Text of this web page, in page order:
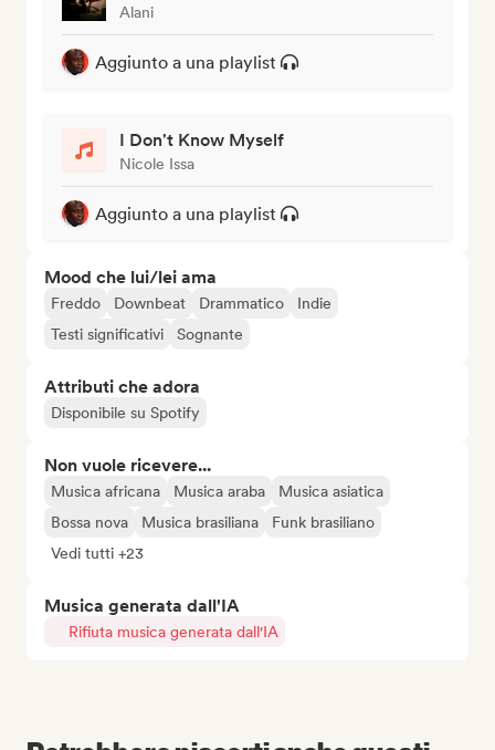
Alani
Aggiunto a una playlist
I Don't Know Myself
Nicole Issa
Aggiunto a una playlist
Mood che lui/lei ama
Freddo Downbeat Drammatico
Indie
Testi significativi
Sognante
Attributi che adora
Disponibile su Spotify
Non vuole ricevere...
Musica africana Musica araba
Musica asiatica
Bossa nova
Musica brasiliana
Funk brasiliano
Vedi tutti +23
Musica generata dall'IA
Rifiuta musica generata dall'IA